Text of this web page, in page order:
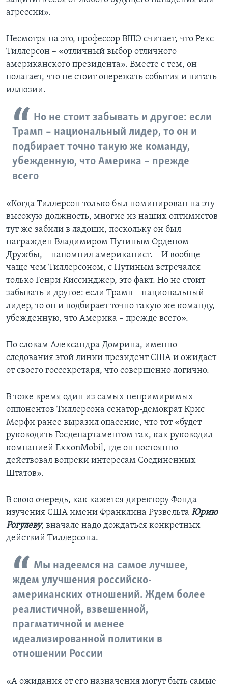
агрессии».
Несмотря на это, профессор ВШЭ считает, что Рекс
Тиллерсон – «отличный выбор отличного
американского президента». Вместе с тем, он
полагает, что не стоит опережать события и питать
иллюзии.
Но не стоит забывать и другое: если
Трамп – национальный лидер, то он и
подбирает точно такую же команду,
убежденную, что Америка – прежде
всего
«Когда Тиллерсон только был номинирован на эту
высокую должность, многие из наших оптимистов
тут же забили в ладоши, поскольку он был
награжден Владимиром Путиным Орденом
Дружбы, – напомнил американист. – И вообще
чаще чем Тиллерсоном, с Путиным встречался
только Генри Киссинджер, это факт. Но не стоит
забывать и другое: если Трамп – национальный
лидер, то он и подбирает точно такую же команду,
убежденную, что Америка – прежде всего».
По словам Александра Домрина, именно
следования этой линии президент США и ожидает
от своего госсекретаря, что совершенно логично.
В тоже время один из самых непримиримых
оппонентов Тиллерсона сенатор-демократ Крис
Мерфи ранее выразил опасение, что тот «будет
руководить Госдепартаментом так, как руководил
компанией ExxonMobil, где он постоянно
действовал вопреки интересам Соединенных
Штатов».
В свою очередь, как кажется директору Фонда
изучения США имени Франклина Рузвельта Юрию
Рогулеву, вначале надо дождаться конкретных
действий Тиллерсона.
Мы надеемся на самое лучшее,
ждем улучшения российско-
американских отношений. Ждем более
реалистичной, взвешенной,
прагматичной и менее
идеализированной политики в
отношении России
«А ожидания от его назначения могут быть самые